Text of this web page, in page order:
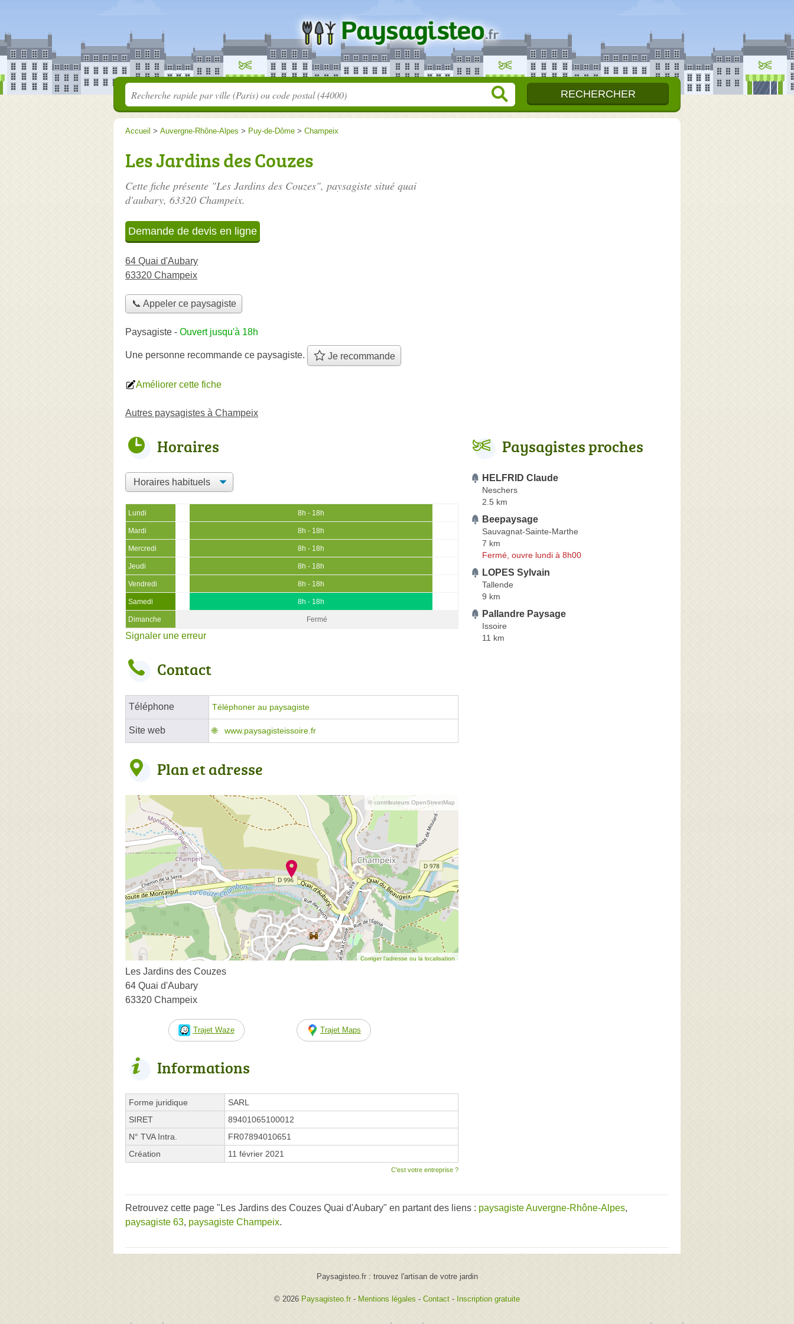
Accueil > Auvergne-Rhône-Alpes > Puy-de-Dôme > Champeix
Les Jardins des Couzes
Cette fiche présente "Les Jardins des Couzes", paysagiste situé quai
d'aubary, 63320 Champeix.
Demande de devis en ligne
64 Quai d'Aubary
63320 Champeix
📞 Appeler ce paysagiste
Paysagiste - Ouvert jusqu'à 18h
Une personne recommande ce paysagiste. Je recommande
Améliorer cette fiche
Autres paysagistes à Champeix
Horaires
Lundi 8h - 18h
Mardi 8h - 18h
Mercredi 8h - 18h
Jeudi 8h - 18h
Vendredi 8h - 18h
Samedi 8h - 18h
Dimanche Fermé
Signaler une erreur
Contact
Téléphone Téléphoner au paysagiste
Site web www.paysagisteissoire.fr
Plan et adresse
© contributeurs OpenStreetMap
Corriger l’adresse ou la localisation
Les Jardins des Couzes
64 Quai d'Aubary
63320 Champeix
Trajet Waze Trajet Maps
Informations
Forme juridique
SARL
SIRET
89401065100012
N° TVA Intra.
FR07894010651
Création
11 février 2021
C'est votre entreprise ?
Paysagistes proches
HELFRID Claude
Neschers
2.5 km
Beepaysage
Sauvagnat-Sainte-Marthe
7 km
Fermé, ouvre lundi à 8h00
LOPES Sylvain
Tallende
9 km
Pallandre Paysage
Issoire
11 km
Retrouvez cette page "Les Jardins des Couzes Quai d'Aubary" en partant des liens : paysagiste Auvergne-Rhône-Alpes,
paysagiste 63, paysagiste Champeix.
Paysagisteo.fr : trouvez l'artisan de votre jardin
© 2026 Paysagisteo.fr - Mentions légales - Contact - Inscription gratuite